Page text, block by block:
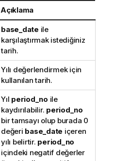
Açıklama
base_date ile
karşılaştırmak istediğiniz
tarih.
Yılı değerlendirmek için
kullanılan tarih.
Yıl period_no ile
kaydırılabilir. period_no
bir tamsayı olup burada 0
değeri base_date içeren
yılı belirtir. period_no
içindeki negatif değerler